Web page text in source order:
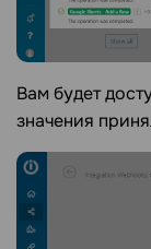
Вам будет
значения